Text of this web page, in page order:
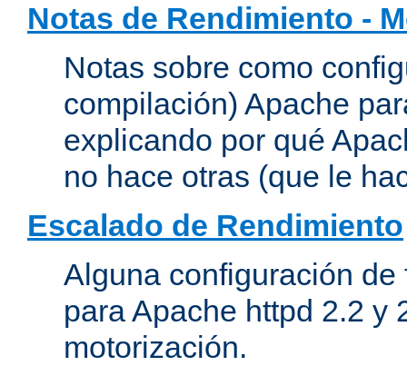
Notas de Rendimiento -
Notas sobre como
compilación) Apache
explicando por qué
no hace otras (que le
Escalado de Rendimiento
Alguna configuración
para Apache httpd 2.2 y
motorización.